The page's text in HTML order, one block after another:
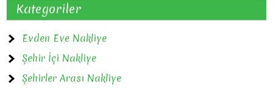
Kategoriler
Evden Eve Nakliye
Şehir İçi Nakliye
Şehirler Arası Nakliye